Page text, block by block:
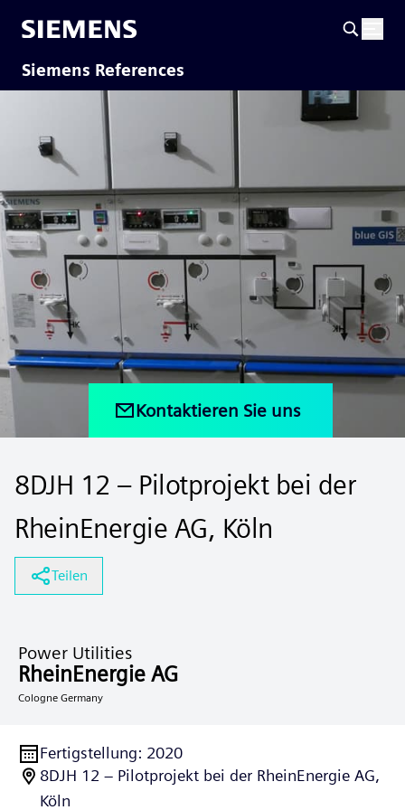
Siemens References
Kontaktieren Sie uns
8DJH 12 – Pilotprojekt bei der
RheinEnergie AG, Köln
Teilen
Power Utilities
RheinEnergie AG
Cologne Germany
Fertigstellung: 2020
8DJH 12 – Pilotprojekt bei der RheinEnergie AG,
Köln